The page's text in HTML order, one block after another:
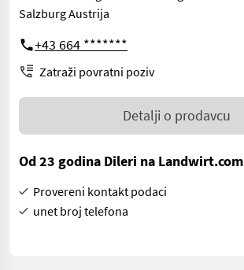
Salzburg Austrija
+43 664 *******
Zatraži povratni poziv
Detalji o prodavcu
Od 23 godina Dileri na Landwirt.com
Provereni kontakt podaci
unet broj telefona